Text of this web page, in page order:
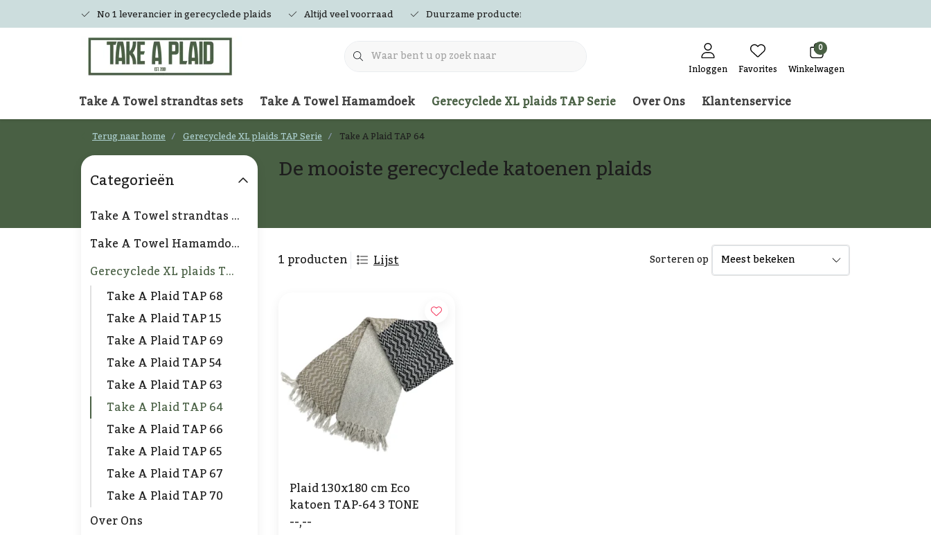
No 1 leverancier in gerecyclede plaids Altijd veel voorraad Duurzame producten
Inloggen Favorites
0
Winkelwagen
Take A Towel strandtas sets Take A Towel Hamamdoek Gerecyclede XL plaids TAP Serie Over Ons Klantenservice
Terug naar home Gerecyclede XL plaids TAP Serie Take A Plaid TAP 64
De mooiste gerecyclede katoenen plaids
1 producten Lijst Sorteren op
Plaid 130x180 cm Eco
katoen TAP-64 3 TONE
--,--
Categorieën
Take A Towel strandtas sets
Take A Towel Hamamdoek
Gerecyclede XL plaids TAP Serie
Take A Plaid TAP 68
Take A Plaid TAP 15
Take A Plaid TAP 69
Take A Plaid TAP 54
Take A Plaid TAP 63
Take A Plaid TAP 64
Take A Plaid TAP 66
Take A Plaid TAP 65
Take A Plaid TAP 67
Take A Plaid TAP 70
Over Ons